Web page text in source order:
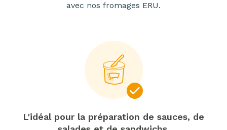
avec nos fromages ERU.
L'idéal pour la préparation de sauces, de